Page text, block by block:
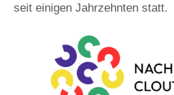
seit einigen Jahrzehnten statt.